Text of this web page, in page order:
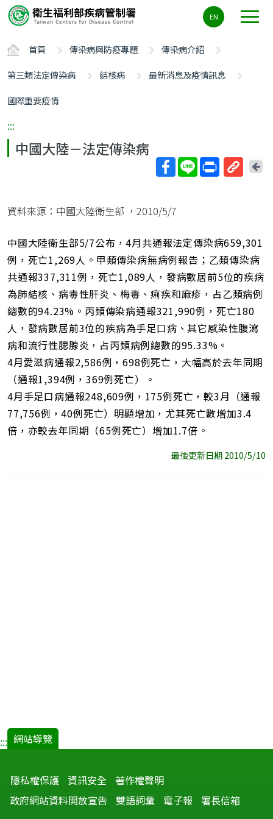
要
容
ALT+C
EN
首頁 傳染病與防疫專題
傳染病介紹
第三類法定傳染病
結核病
最新消息及疫情訊息
國際重要疫情
:::
中國大陸－法定傳染病
址
回
資料來源：中國大陸衛生部 ，2010/5/7
中國大陸衛生部5/7公布，4月共通報法定傳染病659,301
例，死亡1,269人。甲類傳染病無病例報告；乙類傳染病
共通報337,311例，死亡1,089人，發病數居前5位的疾病
為肺結核、病毒性肝炎、梅毒、痢疾和麻疹，占乙類病例
總數的94.23%。丙類傳染病通報321,990例，死亡180
人，發病數居前3位的疾病為手足口病、其它感染性腹瀉
病和流行性腮腺炎，占丙類病例總數的95.33%。
4月愛滋病通報2,586例，698例死亡，大幅高於去年同期
（通報1,394例，369例死亡）。
4月手足口病通報248,609例，175例死亡，較3月（通報
77,756例，40例死亡）明顯增加，尤其死亡數增加3.4
倍，亦較去年同期（65例死亡）增加1.7倍。
最後更新日期 2010/5/10
::: 網站導覽
隱私權保護 資訊安全 著作權聲明
政府網站資料開放宣告
雙語詞彙 電子報 署長信箱